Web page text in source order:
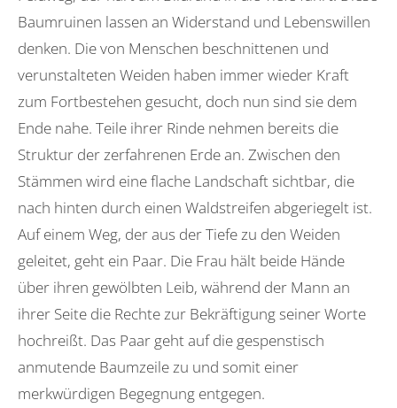
Baumruinen lassen an Widerstand und Lebenswillen
denken. Die von Menschen beschnittenen und
verunstalteten Weiden haben immer wieder Kraft
zum Fortbestehen gesucht, doch nun sind sie dem
Ende nahe. Teile ihrer Rinde nehmen bereits die
Struktur der zerfahrenen Erde an. Zwischen den
Stämmen wird eine flache Landschaft sichtbar, die
nach hinten durch einen Waldstreifen abgeriegelt ist.
Auf einem Weg, der aus der Tiefe zu den Weiden
geleitet, geht ein Paar. Die Frau hält beide Hände
über ihren gewölbten Leib, während der Mann an
ihrer Seite die Rechte zur Bekräftigung seiner Worte
hochreißt. Das Paar geht auf die gespenstisch
anmutende Baumzeile zu und somit einer
merkwürdigen Begegnung entgegen.